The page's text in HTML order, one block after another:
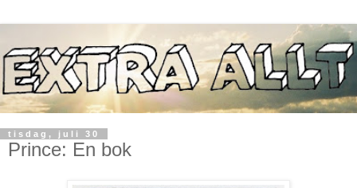
tisdag, juli 30
Prince: En bok